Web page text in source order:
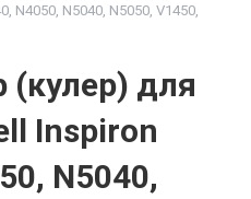
N4050, N5040, N5050, V1450,
(кулер) для
Inspiron
N5040,